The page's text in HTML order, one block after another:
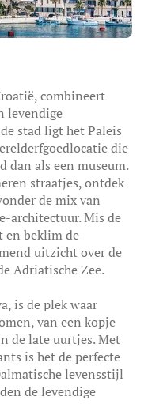
combineert
levendige
stad ligt het Paleis
die
dan als een museum.
straatjes, ontdek
de mix van
architectuur. Mis de
en beklim de
uitzicht over de
Adriatische Zee.
is de plek waar
van een kopje
de late uurtjes. Met
is het de perfecte
levensstijl
de levendige